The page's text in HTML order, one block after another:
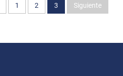
1 2 3 Siguiente